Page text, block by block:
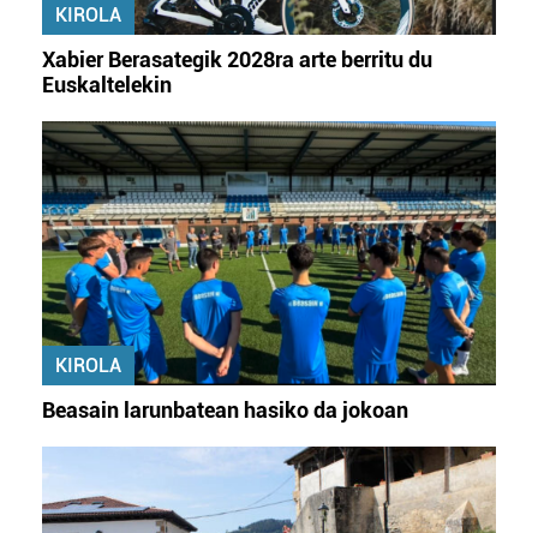
erabiltzeko baimen esplizitua ematen diguzu.Gehiago
KIROLA
Xabier Berasategik 2028ra arte berritu du
Euskaltelekin
KIROLA
Beasain larunbatean hasiko da jokoan